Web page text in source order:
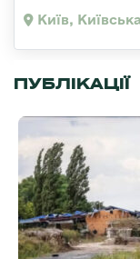
Київ,
ПУБЛІКАЦІЇ